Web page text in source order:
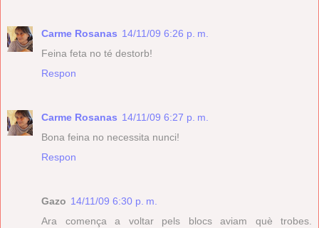
Carme Rosanas 14/11/09 6:26 p. m.
Feina feta no té destorb!
Respon
Carme Rosanas 14/11/09 6:27 p. m.
Bona feina no necessita nunci!
Respon
Gazo 14/11/09 6:30 p. m.
Ara comença a voltar pels blocs aviam què trobes.